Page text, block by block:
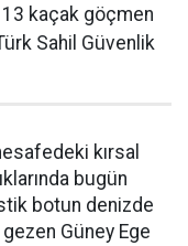
kaçak göçmen
Sahil Güvenlik
kırsal
bugün
botun denizde
Güney Ege